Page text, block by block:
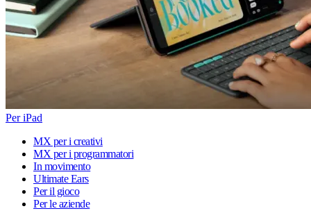
Per iPad
MX per i creativi
MX per i programmatori
In movimento
Ultimate Ears
Per il gioco
Per le aziende